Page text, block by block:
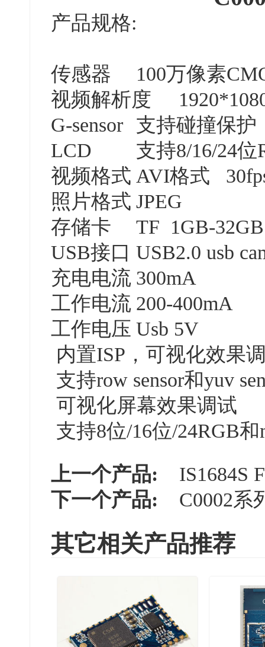
产品规格:
传感器
100万像素
视频解析度
G-sensor
支持碰撞保护
LCD
支持8/16/24
视频格式 AVI格式
照片格式 JPEG
存储卡
TF 1GB-32GB
USB接口 USB2.0 usb
充电电流 300mA
工作电流 200-400mA
工作电压 Usb 5V
内置ISP，可视化效果
支持row sensor和yuv
可视化屏幕效果调试
支持8位/16位/24RGB
上一个产品:
IS1684S
下一个产品:
C0002系
其它相关产品推荐